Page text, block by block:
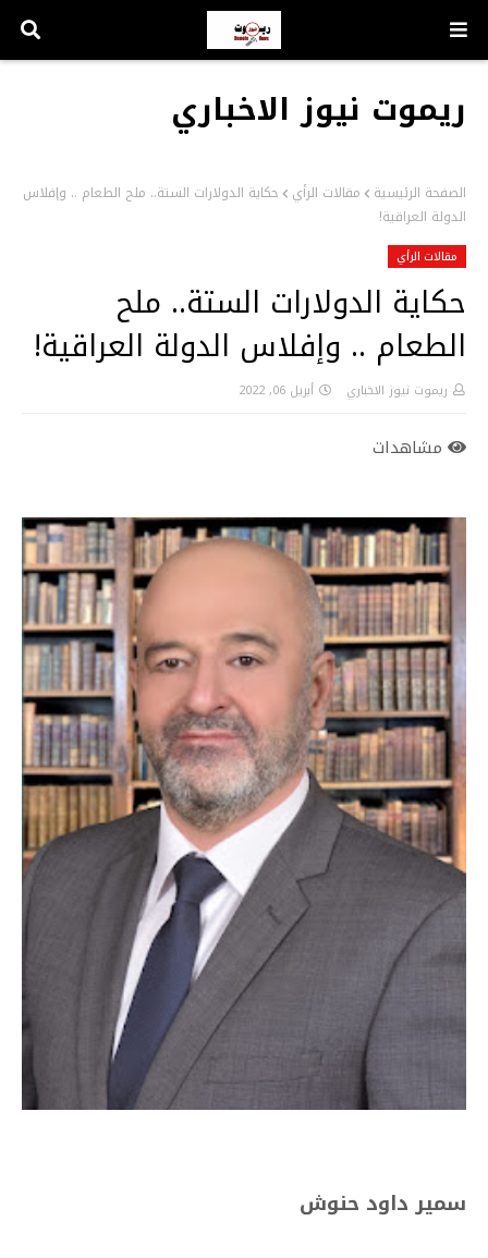
ريموت نيوز الاخباري
الصفحة الرئيسية مقالات الرأي
حكاية الدولارات الستة.. ملح الطعام .. وإفلاس
الدولة العراقية!
مقالات الرأي
حكاية الدولارات الستة.. ملح
الطعام .. وإفلاس الدولة العراقية!
ريموت نيوز الاخباري أبريل 06, 2022
مشاهدات
سمير داود حنوش